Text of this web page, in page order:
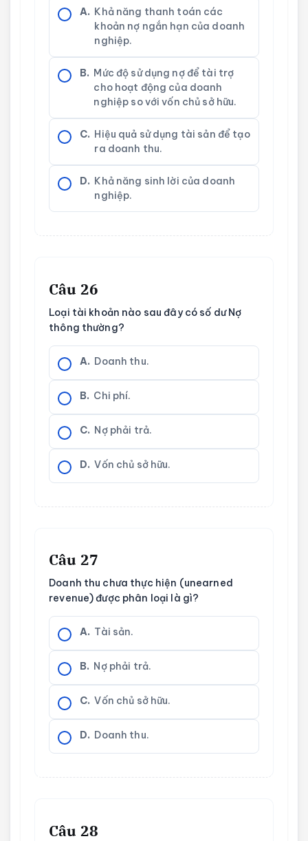
A. Khả năng thanh toán các
khoản nợ ngắn hạn của doanh
nghiệp.
B. Mức độ sử dụng nợ để tài trợ
cho hoạt động của doanh
nghiệp so với vốn chủ sở hữu.
C. Hiệu quả sử dụng tài sản để tạo
ra doanh thu.
D. Khả năng sinh lời của doanh
nghiệp.
Câu 26
Loại tài khoản nào sau đây có số dư Nợ
thông thường?
A. Doanh thu.
B. Chi phí.
C. Nợ phải trả.
D. Vốn chủ sở hữu.
Câu 27
Doanh thu chưa thực hiện (unearned
revenue) được phân loại là gì?
A. Tài sản.
B. Nợ phải trả.
C. Vốn chủ sở hữu.
D. Doanh thu.
Câu 28